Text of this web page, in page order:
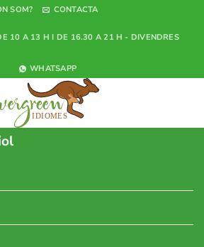
SOM? CONTACTA
10 A 13 H I DE 16.30 A 21 H - DIVENDRES
WHATSAPP
h